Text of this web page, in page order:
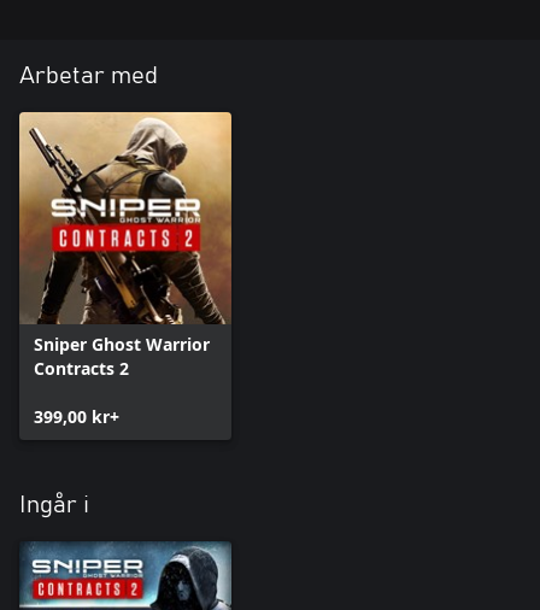
Arbetar med
Sniper Ghost Warrior
Contracts 2
399,00 kr+
Ingår i